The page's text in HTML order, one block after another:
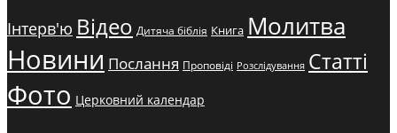
Інтерв'ю Відео Дитяча біблія Книга Молитва
Новини Послання Проповіді Розслідування Статті
Фото Церковний календар